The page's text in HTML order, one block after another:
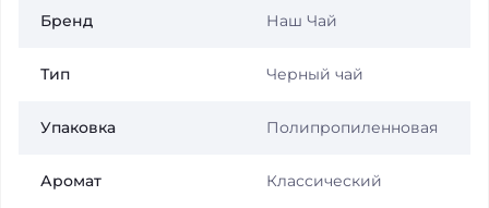
Бренд Наш Чай
Тип Черный чай
Упаковка Полипропиленновая
Аромат Классический